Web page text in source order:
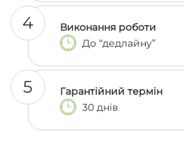
4
Виконання роботи
До “дедлайну”
5
Гарантійний термін
30 днів